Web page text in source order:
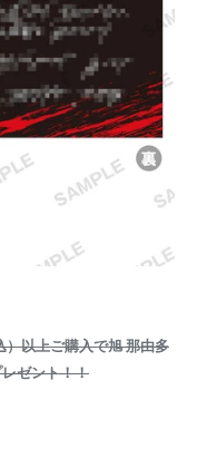
以上ご購入で旭 那由多
レゼント！！